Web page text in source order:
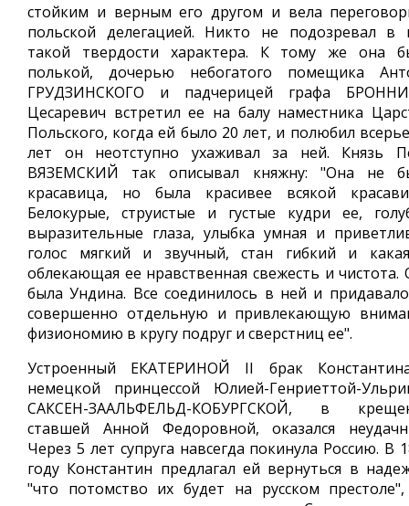
стойким и верным его другом и вела
польской делегацией. Никто не подозревал в
такой твердости характера. К тому же она
полькой, дочерью небогатого помещика
ГРУДЗИНСКОГО и падчерицей графа
Цесаревич встретил ее на балу наместника
Польского, когда ей было 20 лет, и полюбил
лет он неотступно ухаживал за ней. Князь
ВЯЗЕМСКИЙ так описывал княжну: "Она не
красавица, но была красивее всякой
Белокурые, струистые и густые кудри ее,
выразительные глаза, улыбка умная и
голос мягкий и звучный, стан гибкий и
облекающая ее нравственная свежесть и чистота.
была Ундина. Все соединилось в ней и
совершенно отдельную и привлекающую
физиономию в кругу подруг и сверстниц ее".
Устроенный ЕКАТЕРИНОЙ II брак
немецкой принцессой Юлией-Генриеттой-
САКСЕН-ЗААЛЬФЕЛЬД-КОБУРГСКОЙ, в
ставшей Анной Федоровной, оказался
Через 5 лет супруга навсегда покинула Россию. В
году Константин предлагал ей вернуться в
"что потомство их будет на русском